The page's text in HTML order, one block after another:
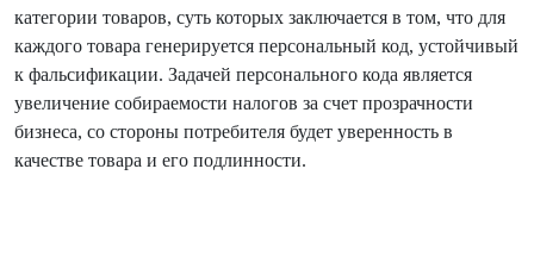
категории товаров, суть которых заключается в том, что для
каждого товара генерируется персональный код, устойчивый
к фальсификации. Задачей персонального кода является
увеличение собираемости налогов за счет прозрачности
бизнеса, со стороны потребителя будет уверенность в
качестве товара и его подлинности.